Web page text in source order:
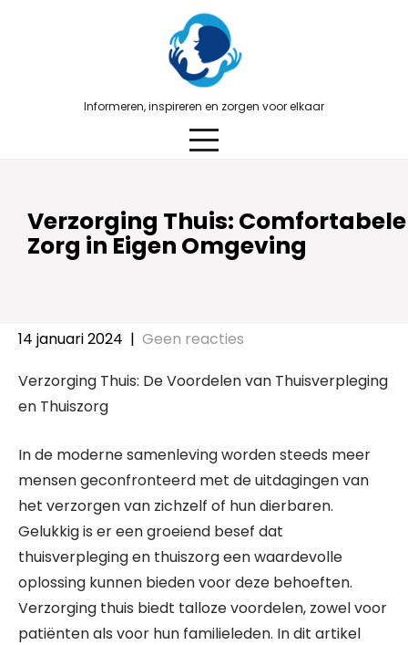
Informeren, inspireren en zorgen voor elkaar
Verzorging Thuis: Comfortabele
Zorg in Eigen Omgeving
14 januari 2024 | Geen reacties
Verzorging Thuis: De Voordelen van Thuisverpleging
en Thuiszorg
In de moderne samenleving worden steeds meer
mensen geconfronteerd met de uitdagingen van
het verzorgen van zichzelf of hun dierbaren.
Gelukkig is er een groeiend besef dat
thuisverpleging en thuiszorg een waardevolle
oplossing kunnen bieden voor deze behoeften.
Verzorging thuis biedt talloze voordelen, zowel voor
patiënten als voor hun familieleden. In dit artikel